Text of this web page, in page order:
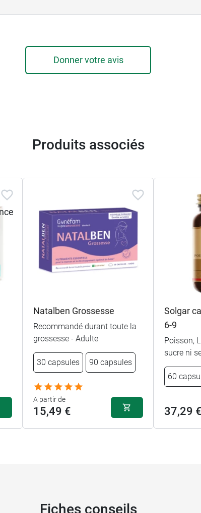
Donner votre avis
Produits associés
Natalben Grossesse
Recommandé durant toute la
grossesse - Adulte
30 capsules 90 capsules
A partir de
15,49 €
Solgar
6-9
Poisson,
sucre ni
60
37,29 €
Fiches conseils